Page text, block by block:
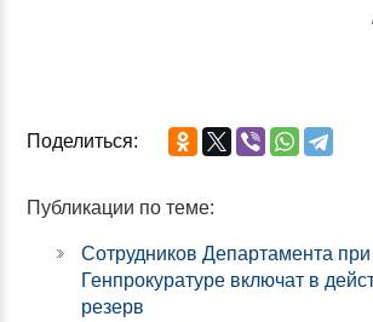
Поделиться:
Публикации по теме:
Сотрудников Департамента при
Генпрокуратуре включат в
резерв